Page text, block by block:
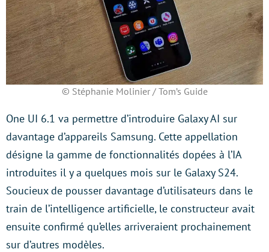
© Stéphanie Molinier / Tom’s Guide
One UI 6.1 va permettre d’introduire Galaxy AI sur
davantage d’appareils Samsung. Cette appellation
désigne la gamme de fonctionnalités dopées à l’IA
introduites il y a quelques mois sur le Galaxy S24.
Soucieux de pousser davantage d’utilisateurs dans le
train de l’intelligence artificielle, le constructeur avait
ensuite confirmé qu’elles arriveraient prochainement
sur d’autres modèles.